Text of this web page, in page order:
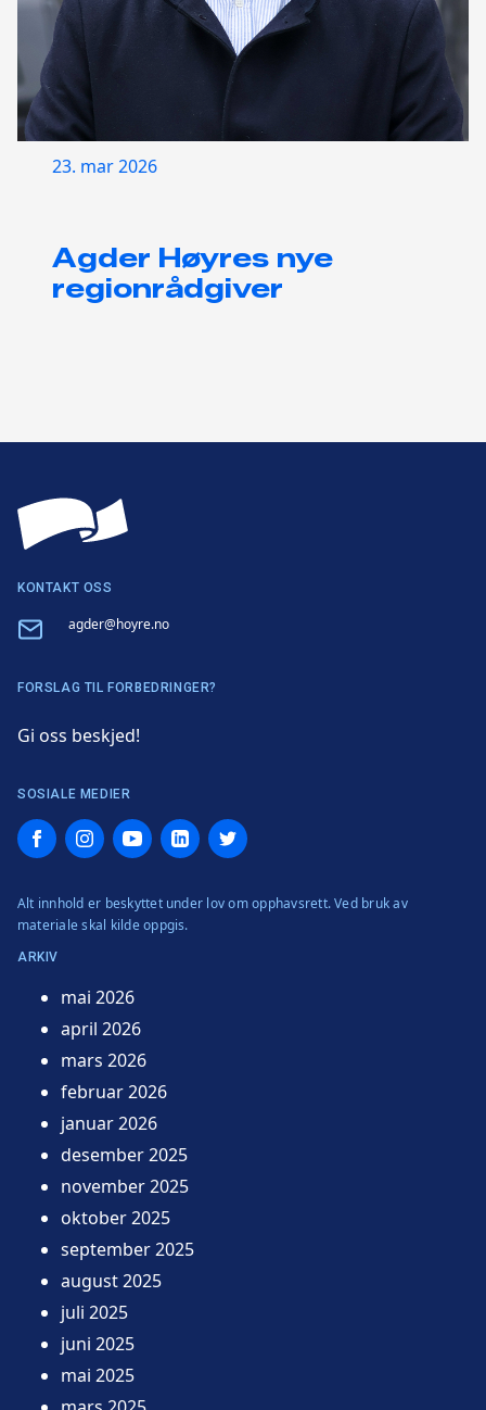
23. mar 2026
Agder Høyres nye
regionrådgiver
KONTAKT OSS
Email agder@hoyre.no
FORSLAG TIL FORBEDRINGER?
Gi oss beskjed!
SOSIALE MEDIER
FacebookInstagramYouTubeLinkedInTwitter
Alt innhold er beskyttet under lov om opphavsrett. Ved bruk av
materiale skal kilde oppgis.
ARKIV
mai 2026
april 2026
mars 2026
februar 2026
januar 2026
desember 2025
november 2025
oktober 2025
september 2025
august 2025
juli 2025
juni 2025
mai 2025